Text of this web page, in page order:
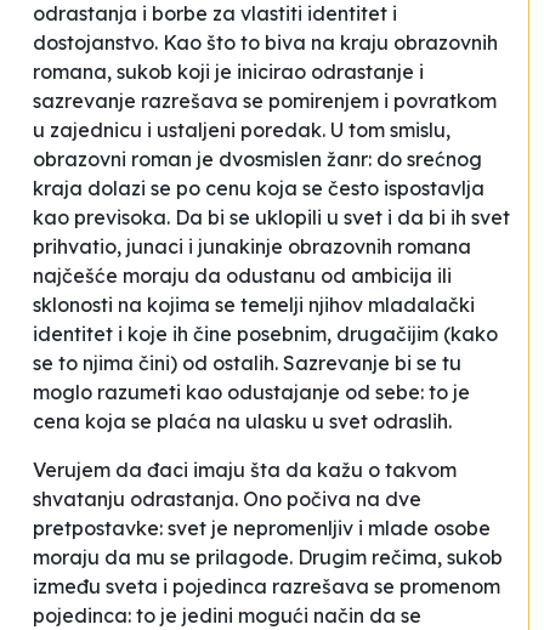
odrastanja i borbe za vlastiti identitet i
dostojanstvo. Kao što to biva na kraju obrazovnih
romana, sukob koji je inicirao odrastanje i
sazrevanje razrešava se pomirenjem i povratkom
u zajednicu i ustaljeni poredak. U tom smislu,
obrazovni roman je dvosmislen žanr: do srećnog
kraja dolazi se po cenu koja se često ispostavlja
kao previsoka. Da bi se uklopili u svet i da bi ih svet
prihvatio, junaci i junakinje obrazovnih romana
najčešće moraju da odustanu od ambicija ili
sklonosti na kojima se temelji njihov mladalački
identitet i koje ih čine posebnim, drugačijim (kako
se to njima čini) od ostalih. Sazrevanje bi se tu
moglo razumeti kao odustajanje od sebe: to je
cena koja se plaća na ulasku u svet odraslih.
Verujem da đaci imaju šta da kažu o takvom
shvatanju odrastanja. Ono počiva na dve
pretpostavke: svet je nepromenljiv i mlade osobe
moraju da mu se prilagode. Drugim rečima, sukob
između sveta i pojedinca razrešava se promenom
pojedinca: to je jedini mogući način da se